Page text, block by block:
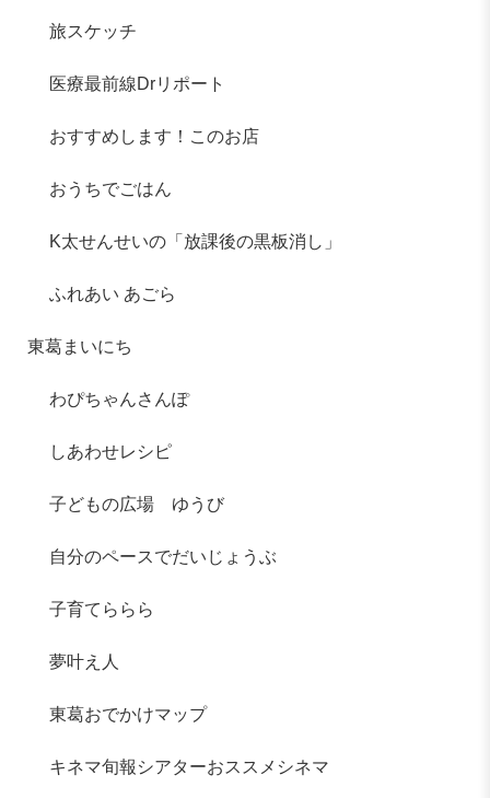
旅スケッチ
医療最前線Drリポート
おすすめします！このお店
おうちでごはん
K太せんせいの「放課後の黒板消し」
ふれあい あごら
東葛まいにち
わぴちゃんさんぽ
しあわせレシピ
子どもの広場 ゆうび
自分のペースでだいじょうぶ
子育てららら
夢叶え人
東葛おでかけマップ
キネマ旬報シアターおススメシネマ